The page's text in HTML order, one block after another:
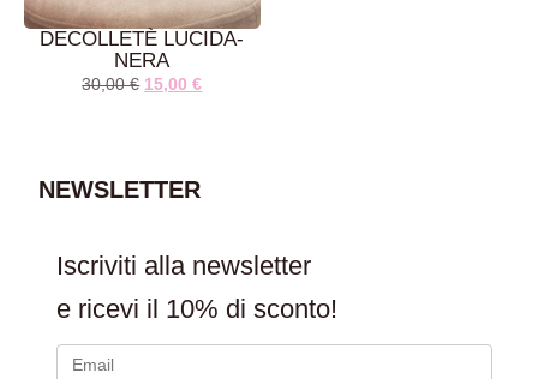
DECOLLETÈ LUCIDA-
NERA
30,00€ 15,00€
NEWSLETTER
Iscriviti alla newsletter
e ricevi il 10% di sconto!